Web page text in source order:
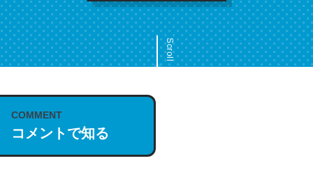
Scroll
COMMENT
コメントで知る
これは名文。彼はとてもクレバーなんだろうなと凄く思
う。英語少しでも読める人は原文もお勧め。自分はこの流
れ好き。Let’s Fucking Go. Then Covid hit. Shit.